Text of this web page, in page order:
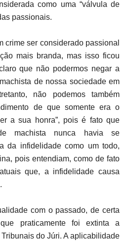
como uma “válvula de
passionais.
crime ser considerado passional
mais branda, mas isso ficou
que não podermos negar a
de nossa sociedade em
não podemos também
de que somente era o
a sua honra”, pois é fato que
machista nunca havia se
da infidelidade como um todo,
pois entendiam, como de fato
que, a infidelidade causa
com o passado, de certa
praticamente foi extinta a
do Júri. A aplicabilidade